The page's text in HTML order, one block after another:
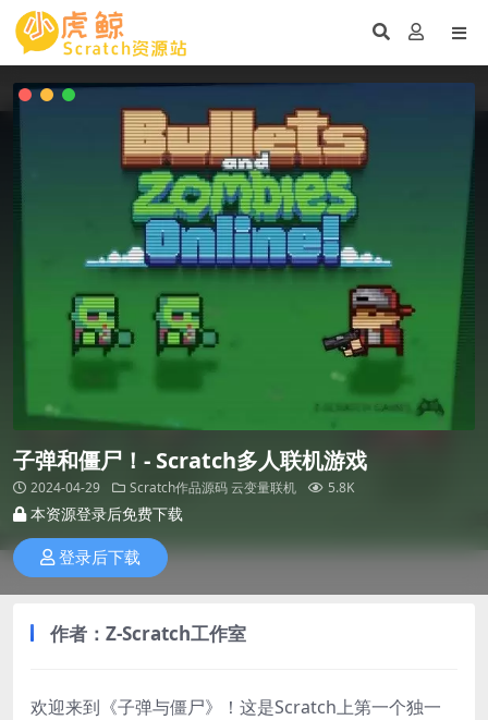
子弹和僵尸！- Scratch多人联机游戏
2024-04-29 Scratch作品源码云变量联机 5.8K
本资源登录后免费下载
登录后下载
作者：Z-Scratch工作室
欢迎来到《子弹与僵尸》！这是Scratch上第一个独一